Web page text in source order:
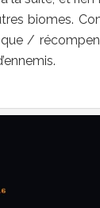
biomes.
/